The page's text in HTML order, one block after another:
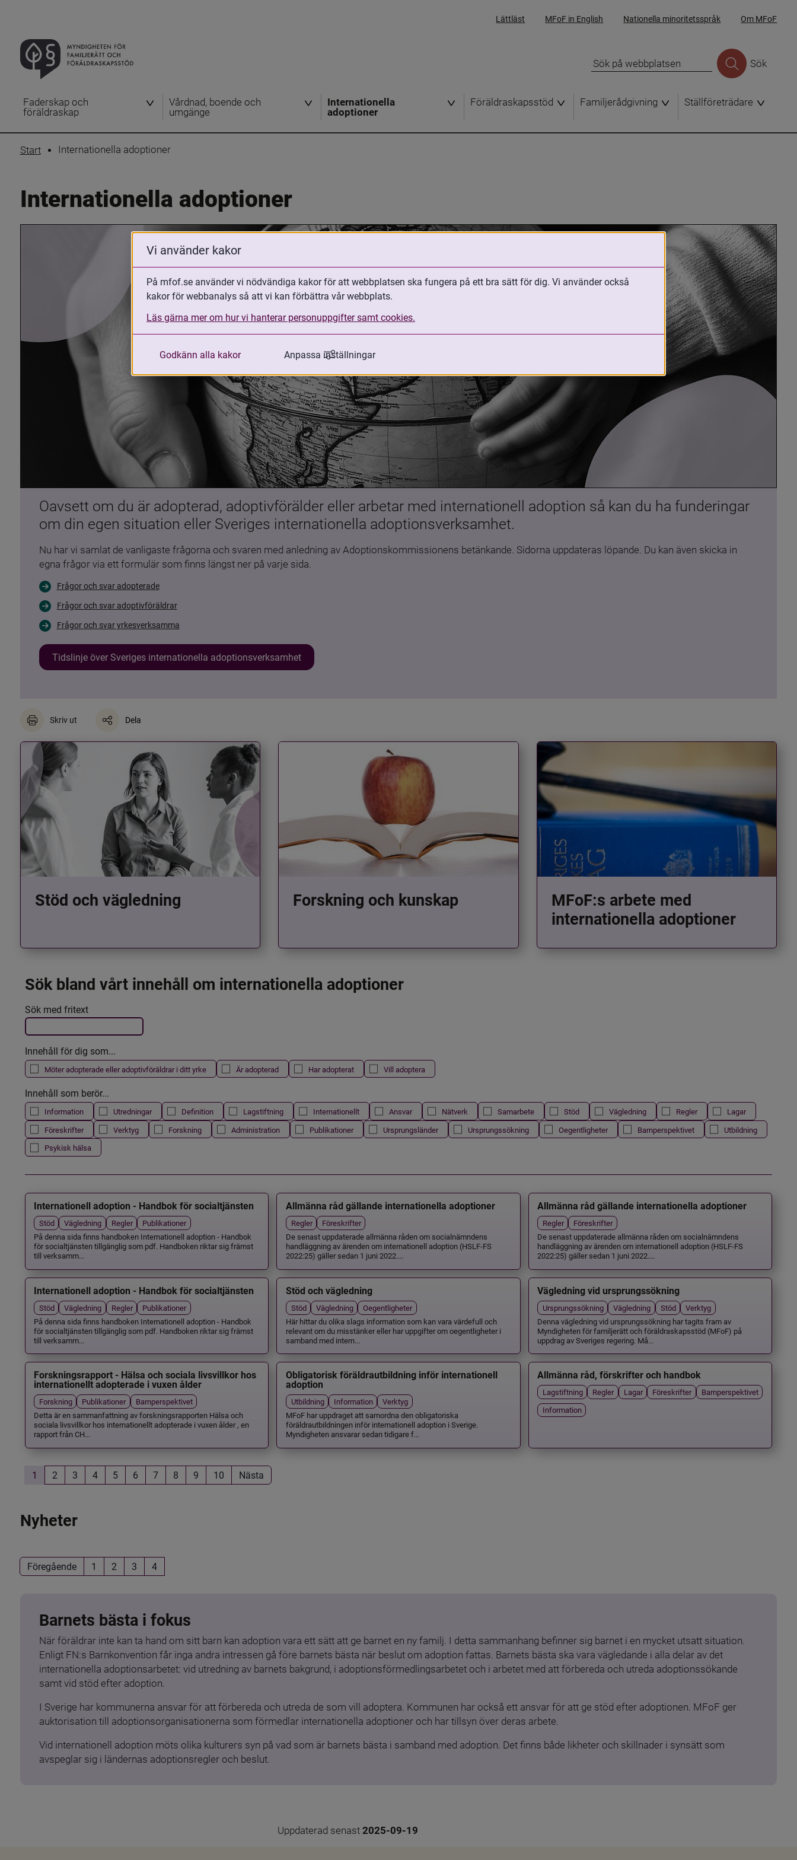
Lättläst MFoF in English Nationella minoritetsspråk Om MFoF
Sök
Faderskap och
föräldraskap
Vårdnad, boende och
umgänge
Internationella
adoptioner
Föräldraskapsstöd Familjerådgivning Ställföreträdare
Start Internationella adoptioner
Internationella adoptioner
Oavsett om du är adopterad, adoptivförälder eller arbetar med internationell adoption så kan du ha funderingar
om din egen situation eller Sveriges internationella adoptionsverksamhet.
Nu har vi samlat de vanligaste frågorna och svaren med anledning av Adoptionskommissionens betänkande. Sidorna uppdateras löpande. Du kan även skicka in
egna frågor via ett formulär som finns längst ner på varje sida.
Frågor och svar adopterade
Frågor och svar adoptivföräldrar
Frågor och svar yrkesverksamma
Tidslinje över Sveriges internationella adoptionsverksamhet
Skriv ut Dela
Stöd och vägledning Forskning och kunskap
MFoF:s arbete med
internationella adoptioner
Sök bland vårt innehåll om internationella adoptioner
Filtrera resultatet
Det här formuläret postas automatiskt
Sök med fritext
Innehåll för dig som...
Möter adopterade eller adoptivföräldrar i ditt yrke Är adopterad Har adopterat Vill adoptera
Innehåll som berör...
Information Utredningar Definition Lagstiftning Internationellt Ansvar Nätverk Samarbete Stöd Vägledning Regler
Lagar
Föreskrifter
Verktyg Forskning Administration Publikationer Ursprungsländer Ursprungssökning Oegentligheter Barnperspektivet
Utbildning
Psykisk hälsa
Internationell adoption - Handbok för socialtjänsten
Stöd Vägledning Regler
Publikationer
På denna sida finns handboken Internationell adoption - Handbok
för socialtjänsten tillgänglig som pdf. Handboken riktar sig främst
till verksamm...
Allmänna råd gällande internationella adoptioner
Regler
Föreskrifter
De senast uppdaterade allmänna råden om socialnämndens
handläggning av ärenden om internationell adoption (HSLF-FS
2022:25) gäller sedan 1 juni 2022....
Allmänna råd gällande internationella adoptioner
Regler
Föreskrifter
De senast uppdaterade allmänna råden om socialnämndens
handläggning av ärenden om internationell adoption (HSLF-FS
2022:25) gäller sedan 1 juni 2022....
Internationell adoption - Handbok för socialtjänsten
Stöd Vägledning Regler
Publikationer
På denna sida finns handboken Internationell adoption - Handbok
för socialtjänsten tillgänglig som pdf. Handboken riktar sig främst
till verksamm...
Stöd och vägledning
Stöd Vägledning
Oegentligheter
Här hittar du olika slags information som kan vara värdefull och
relevant om du misstänker eller har uppgifter om oegentligheter i
samband med intern...
Vägledning vid ursprungssökning
Ursprungssökning Vägledning Stöd
Verktyg
Denna vägledning vid ursprungssökning har tagits fram av
Myndigheten för familjerätt och föräldraskapsstöd (MFoF) på
uppdrag av Sveriges regering. Må...
Forskningsrapport - Hälsa och sociala livsvillkor hos
internationellt adopterade i vuxen ålder
Forskning Publikationer
Barnperspektivet
Detta är en sammanfattning av forskningsrapporten Hälsa och
sociala livsvillkor hos internationellt adopterade i vuxen ålder , en
rapport från CH...
Obligatorisk föräldrautbildning inför internationell
adoption
Utbildning Information
Verktyg
MFoF har uppdraget att samordna den obligatoriska
föräldrautbildningen inför internationell adoption i Sverige.
Myndigheten ansvarar sedan tidigare f...
Allmänna råd, förskrifter och handbok
Lagstiftning Regler Lagar Föreskrifter
Barnperspektivet
Information
1 2 3 4 5 6 7 8 9 10 Nästa
Nyheter
Föregående 1 2 3 4
Barnets bästa i fokus
När föräldrar inte kan ta hand om sitt barn kan adoption vara ett sätt att ge barnet en ny familj. I detta sammanhang befinner sig barnet i en mycket utsatt situation.
Enligt FN:s Barnkonvention får inga andra intressen gå före barnets bästa när beslut om adoption fattas. Barnets bästa ska vara vägledande i alla delar av det
internationella adoptionsarbetet: vid utredning av barnets bakgrund, i adoptionsförmedlingsarbetet och i arbetet med att förbereda och utreda adoptionssökande
samt vid stöd efter adoption.
I Sverige har kommunerna ansvar för att förbereda och utreda de som vill adoptera. Kommunen har också ett ansvar för att ge stöd efter adoptionen. MFoF ger
auktorisation till adoptionsorganisationerna som förmedlar internationella adoptioner och har tillsyn över deras arbete.
Vid internationell adoption möts olika kulturers syn på vad som är barnets bästa i samband med adoption. Det finns både likheter och skillnader i synsätt som
avspeglar sig i ländernas adoptionsregler och beslut.
Uppdaterad senast 2025-09-19
Vi använder kakor
På mfof.se använder vi nödvändiga kakor för att webbplatsen ska fungera på ett bra sätt för dig. Vi använder också
kakor för webbanalys så att vi kan förbättra vår webbplats.
Läs gärna mer om hur vi hanterar personuppgifter samt cookies.
Godkänn alla kakor Anpassa inställningar